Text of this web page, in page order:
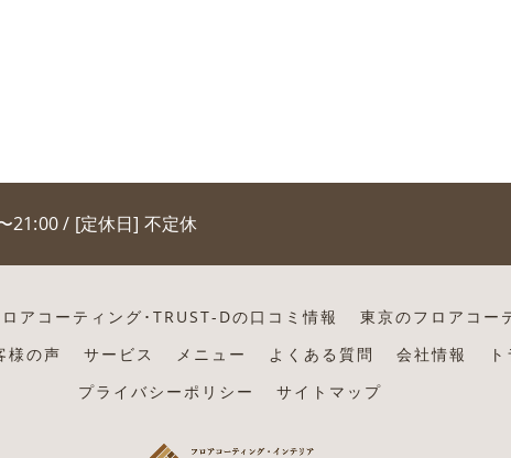
21:00 / [定休日] 不定休
アコーティング･TRUST-Dの口コミ情報
東京のフロアコー
様の声
サービス メニュー よくある質問 会社情報
プライバシーポリシー
サイトマップ